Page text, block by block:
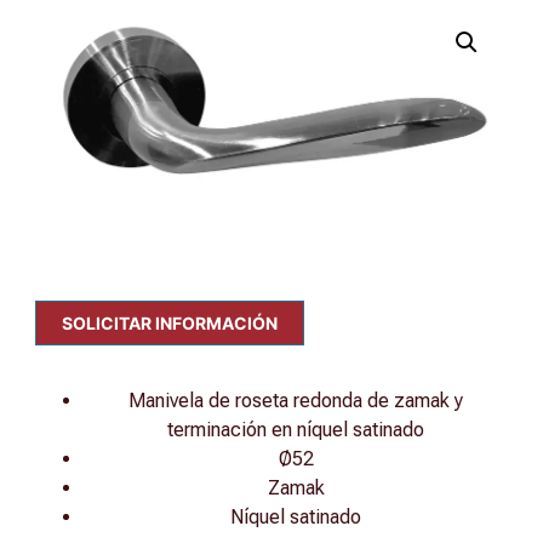
SOLICITAR INFORMACIÓN
Manivela de roseta redonda de zamak y
terminación en níquel satinado
Ø52
Zamak
Níquel satinado